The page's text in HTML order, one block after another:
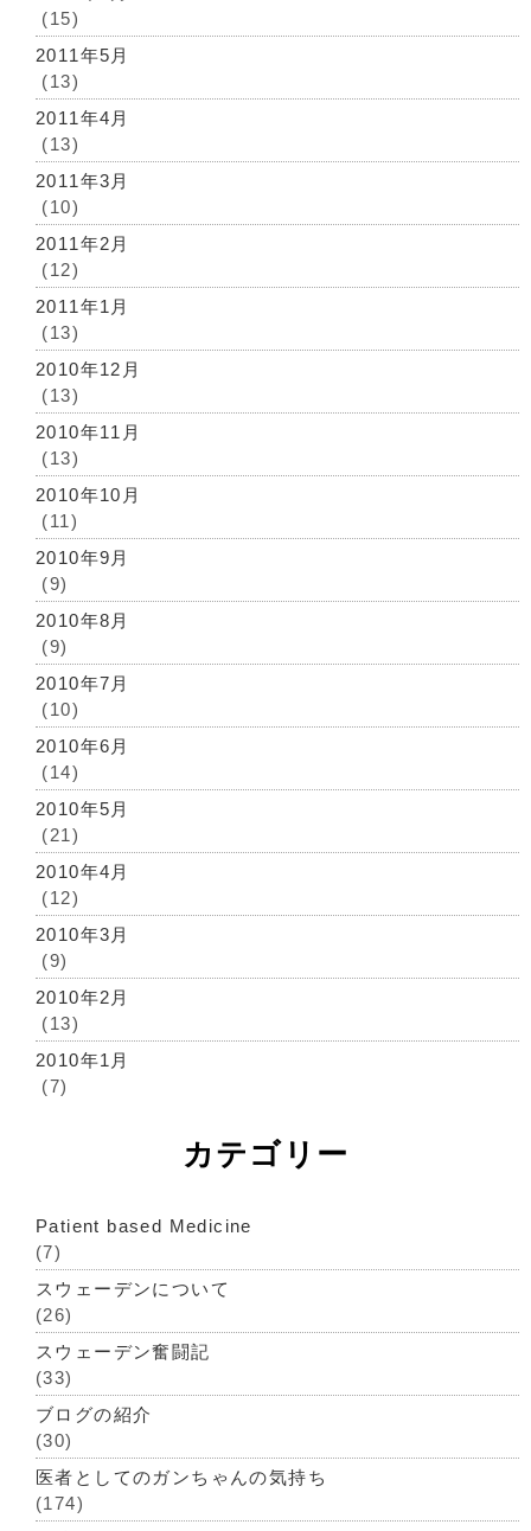
(15)
2011年5月
(13)
2011年4月
(13)
2011年3月
(10)
2011年2月
(12)
2011年1月
(13)
2010年12月
(13)
2010年11月
(13)
2010年10月
(11)
2010年9月
(9)
2010年8月
(9)
2010年7月
(10)
2010年6月
(14)
2010年5月
(21)
2010年4月
(12)
2010年3月
(9)
2010年2月
(13)
2010年1月
(7)
カテゴリー
Patient based Medicine
(7)
スウェーデンについて
(26)
スウェーデン奮闘記
(33)
ブログの紹介
(30)
医者としてのガンちゃんの気持ち
(174)